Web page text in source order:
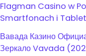
Flagman Casino w
Smartfonach i
Вавада Казино
Зеркало Vavada